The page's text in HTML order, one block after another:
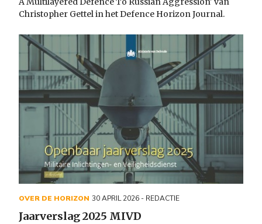
Christopher Gettel in het Defence Horizon Journal.
OVER DE HORIZON 30 APRIL 2026- REDACTIE
Jaarverslag 2025 MIVD